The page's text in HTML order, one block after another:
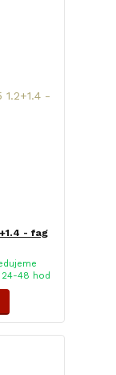
- fag
24-48 hod